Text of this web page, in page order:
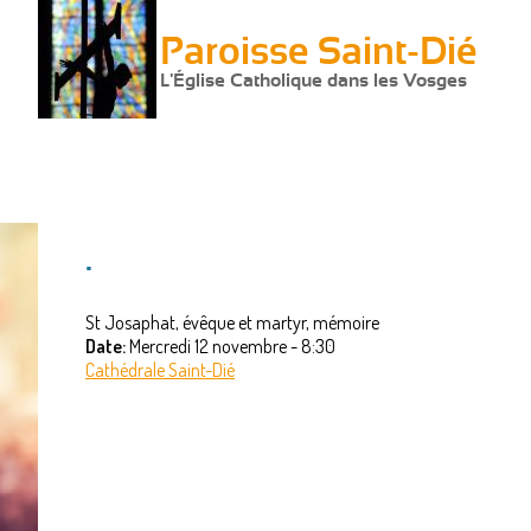
Paroisse Saint-Dié
L'Église Catholique dans les Vosges
.
St Josaphat, évêque et martyr, mémoire
Date:Mercredi 12 novembre - 8:30
Cathédrale Saint-Dié